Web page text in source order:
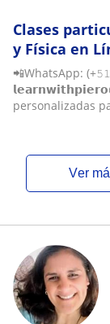
Clases
y Física en
📲WhatsApp:
personalizadas
ver